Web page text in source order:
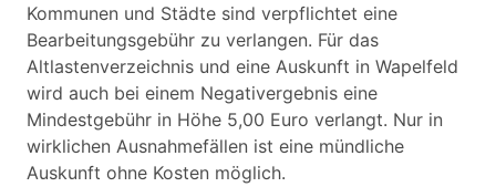
Kommunen und Städte sind verpflichtet eine
Bearbeitungsgebühr zu verlangen. Für das
Altlastenverzeichnis und eine Auskunft in Wapelfeld
wird auch bei einem Negativergebnis eine
Mindestgebühr in Höhe 5,00 Euro verlangt. Nur in
wirklichen Ausnahmefällen ist eine mündliche
Auskunft ohne Kosten möglich.